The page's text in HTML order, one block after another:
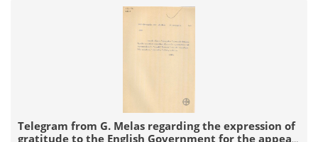
Telegram from G. Melas regarding the expression of
gratitude to the English Government for the appeal